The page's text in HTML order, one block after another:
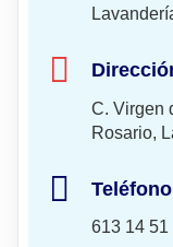
C. Virgen
Rosario,
Teléfono
613 14 51